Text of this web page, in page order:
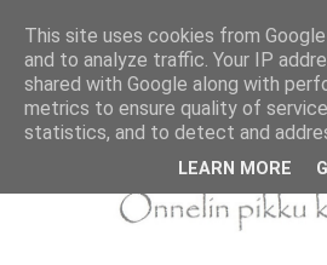
This site uses cookies from
and to analyze traffic. Your IP
shared with Google along with
metrics to ensure quality of
statistics, and to detect and
LEARN MORE